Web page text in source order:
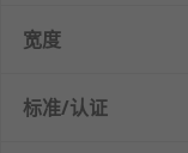
建筑工地
宽度
标准/认证